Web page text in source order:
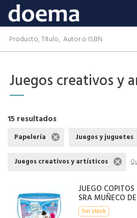
Juegos creativos y
15 resultados
Papelería Juegos y juguetes
Juegos creativos y artísticos
JUEGO
SRA MUÑECO
Sin stock